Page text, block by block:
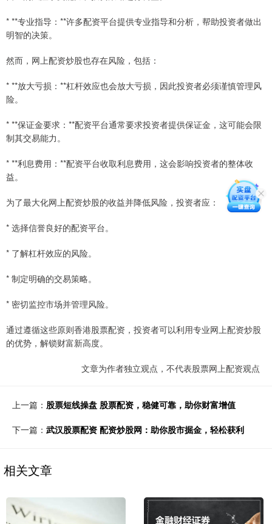
* **专业指导：**许多配资平台提供专业指导和分析，帮助投资者做出
明智的决策。
然而，网上配资炒股也存在风险，包括：
* **放大亏损：**杠杆效应也会放大亏损，因此投资者必须谨慎管理风
险。
* **保证金要求：**配资平台通常要求投资者提供保证金，这可能会限
制其交易能力。
* **利息费用：**配资平台收取利息费用，这会影响投资者的整体收
益。
为了最大化网上配资炒股的收益并降低风险，投资者应：
* 选择信誉良好的配资平台。
* 了解杠杆效应的风险。
* 制定明确的交易策略。
* 密切监控市场并管理风险。
通过遵循这些原则香港股票配资，投资者可以利用专业网上配资炒股
的优势，解锁财富新高度。
文章为作者独立观点，不代表股票网上配资观点
上一篇： 股票短线操盘 股票配资，稳健可靠，助你财富增值
下一篇： 武汉股票配资 配资炒股网：助你股市掘金，轻松获利
相关文章